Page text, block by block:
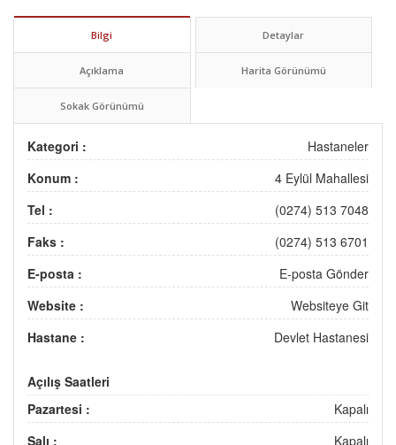
Bilgi Detaylar
Açıklama Harita Görünümü
Sokak Görünümü
Kategori :
Hastaneler
Konum :
4 Eylül Mahallesi
Tel :
(0274) 513 7048
Faks :
(0274) 513 6701
E-posta :
E-posta Gönder
Website :
Websiteye Git
Hastane :
Devlet Hastanesi
Açılış Saatleri
Pazartesi :
Kapalı
Salı :
Kapalı